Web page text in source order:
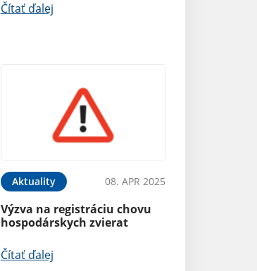
Čítať ďalej
Aktuality 08. APR 2025
Výzva na registráciu chovu
hospodárskych zvierat
Čítať ďalej